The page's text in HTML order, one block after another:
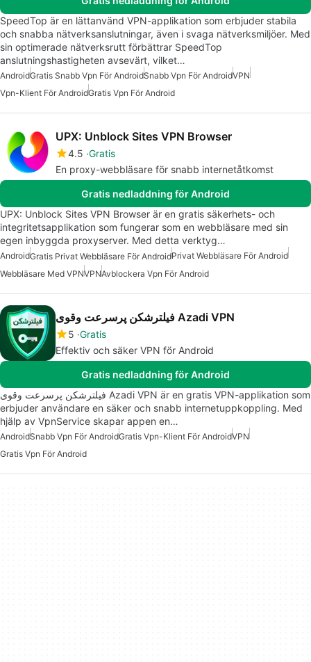
SpeedTop är en lättanvänd VPN-applikation som erbjuder stabila
och snabba nätverksanslutningar, även i svaga nätverksmiljöer. Med
sin optimerade nätverksrutt förbättrar SpeedTop
anslutningshastigheten avsevärt, vilket…
AndroidGratis Snabb Vpn För AndroidSnabb Vpn För AndroidVPN
Vpn-Klient För AndroidGratis Vpn För Android
UPX: Unblock Sites VPN Browser
4.5 Gratis
En proxy-webbläsare för snabb internetåtkomst
Gratis nedladdning för Android
UPX: Unblock Sites VPN Browser är en gratis säkerhets- och
integritetsapplikation som fungerar som en webbläsare med sin
egen inbyggda proxyserver. Med detta verktyg…
AndroidGratis Privat Webbläsare För AndroidPrivat Webbläsare För Android
Webbläsare Med VPNVPNAvblockera Vpn För Android
فیلترشکن پرسرعت وقوی Azadi VPN
5 Gratis
Effektiv och säker VPN för Android
Gratis nedladdning för Android
فیلترشکن پرسرعت وقوی Azadi VPN är en gratis VPN-applikation som
erbjuder användare en säker och snabb internetuppkoppling. Med
hjälp av VpnService skapar appen en…
AndroidSnabb Vpn För AndroidGratis Vpn-Klient För AndroidVPN
Gratis Vpn För Android